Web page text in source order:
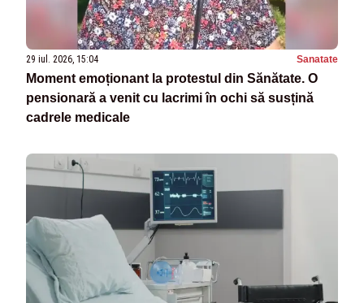
29 iul. 2026, 15:04 Sanatate
Moment emoționant la protestul din Sănătate. O
pensionară a venit cu lacrimi în ochi să susțină
cadrele medicale